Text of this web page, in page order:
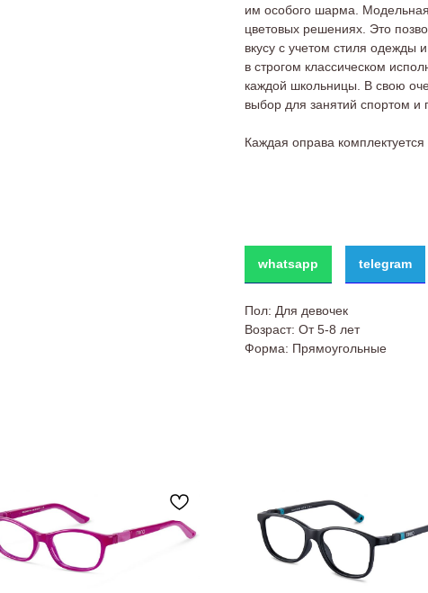
им особого шарма.
цветовых решениях. Это
вкусу с учетом стиля одежды
в строгом классическом
каждой школьницы. В свою
выбор для занятий спортом и
Каждая оправа
whatsapp telegram
Пол: Для девочек
Возраст: От 5-8 лет
Форма: Прямоугольные